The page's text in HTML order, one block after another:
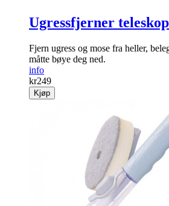
Ugressfjerner
Fjern ugress og mose fra heller,
måtte bøye deg ned.
info
kr249
Kjøp